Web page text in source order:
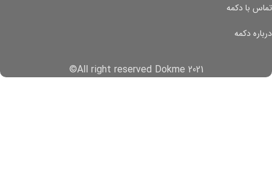
تماس با دکمه
درباره دکمه
All right reserved Dokme 2021©